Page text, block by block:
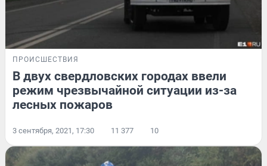
ПРОИСШЕСТВИЯ
В двух свердловских городах ввели
режим чрезвычайной ситуации из-за
лесных пожаров
3 сентября, 2021, 17:30 11 377 10